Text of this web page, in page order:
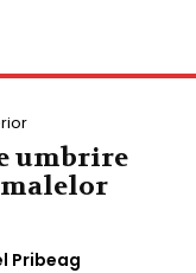
umbrire
Pribeag